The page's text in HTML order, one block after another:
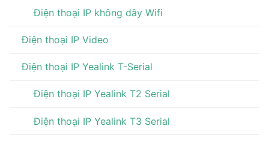
Điện thoại IP không dây Wifi
Điện thoại IP Video
Điện thoại IP Yealink T-Serial
Điện thoại IP Yealink T2 Serial
Điện thoại IP Yealink T3 Serial